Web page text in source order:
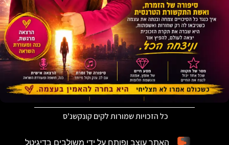
כל הזכויות שמורות לקים קונקשנ'ס
האתר עוצב ופותח על ידי משולבים בדיגיטל